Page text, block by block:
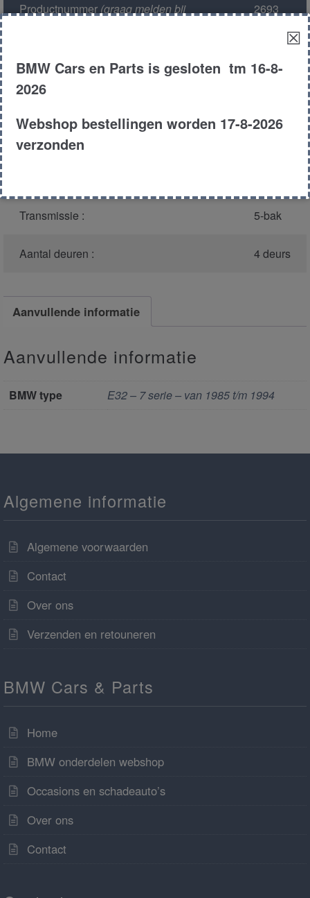
Productnummer(graag melden bij
2693
Model : E32
Type :
Transmissie : 5-bak
Aantal deuren : 4 deurs
Aanvullende informatie
Aanvullende informatie
BMW type E32 – 7 serie – van 1985 t/m 1994
Algemene informatie
Algemene voorwaarden
Contact
Over ons
Verzenden en retouneren
BMW Cars & Parts
Home
BMW onderdelen webshop
Occasions en schadeauto’s
Over ons
Contact
☒
BMW Cars en Parts is gesloten tm 16-8-
2026
Webshop bestellingen worden 17-8-2026
verzonden